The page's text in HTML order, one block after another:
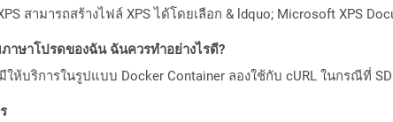
สามารถสร้างไฟล์ XPS ได้โดยเลือก & ldquo; Microsoft XPS
าษาโปรดของฉัน ฉันควรทำอย่างไรดี?
ให้บริการในรูปแบบ Docker Container ลองใช้กับ cURL ในกรณีที่